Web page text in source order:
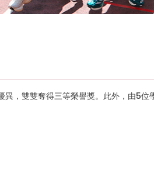
，雙雙奪得三等榮譽獎。此外，由5位